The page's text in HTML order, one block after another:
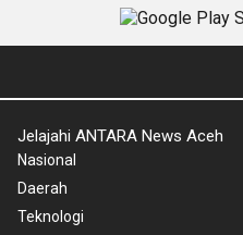
Jelajahi ANTARA News Aceh
Nasional
Daerah
Teknologi